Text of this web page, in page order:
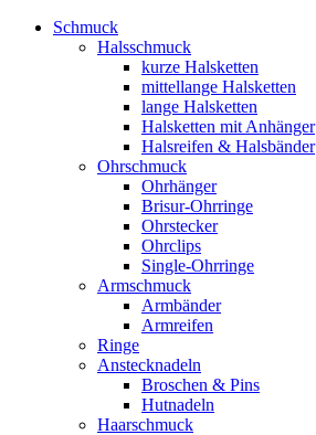
Schmuck
Halsschmuck
kurze Halsketten
mittellange Halsketten
lange Halsketten
Halsketten mit Anhänger
Halsreifen & Halsbänder
Ohrschmuck
Ohrhänger
Brisur-Ohrringe
Ohrstecker
Ohrclips
Single-Ohrringe
Armschmuck
Armbänder
Armreifen
Ringe
Anstecknadeln
Broschen & Pins
Hutnadeln
Haarschmuck